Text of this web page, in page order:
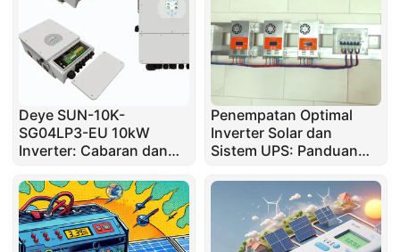
Deye SUN-10K-
SG04LP3-EU 10kW
Inverter: Cabaran dan
Penempatan Optimal
Inverter Solar dan
Sistem UPS: Panduan